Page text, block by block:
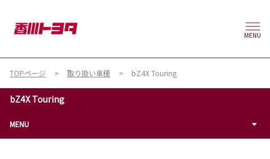
MENU
TOPページ 取り扱い車種 bZ4X Touring
bZ4X Touring
MENU